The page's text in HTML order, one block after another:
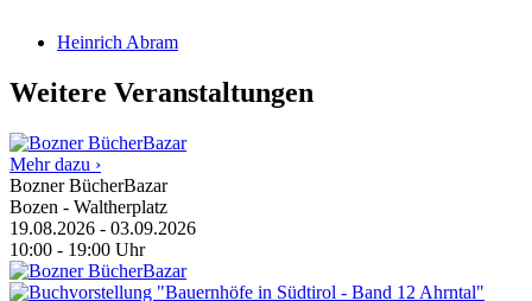
Heinrich Abram
Weitere Veranstaltungen
Mehr dazu ›
Bozner BücherBazar
Bozen - Waltherplatz
19.08.2026 - 03.09.2026
10:00 - 19:00 Uhr